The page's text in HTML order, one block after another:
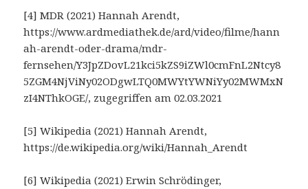
[4] MDR (2021) Hannah Arendt,
https://www.ardmediathek.de/ard/video/filme/hann
ah-arendt-oder-drama/mdr-
fernsehen/Y3JpZDovL21kci5kZS9iZWl0cmFnL2Ntcy8
5ZGM4NjViNy02ODgwLTQ0MWYtYWNiYy02MWMxN
zI4NThkOGE/, zugegriffen am 02.03.2021
[5] Wikipedia (2021) Hannah Arendt,
https://de.wikipedia.org/wiki/Hannah_Arendt
[6] Wikipedia (2021) Erwin Schrödinger,